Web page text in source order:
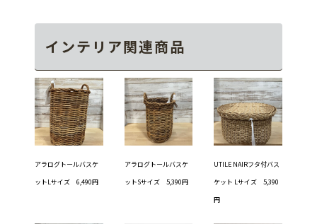
インテリア関連商品
アラログトールバスケ
ットLサイズ 6,490円
アラログトールバスケ
ットSサイズ 5,390円
UTILE NAIRフタ付バス
ケット Lサイズ 5,390
円